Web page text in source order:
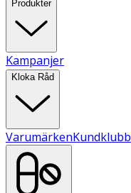
Produkter
Kampanjer
Kloka Råd
VarumärkenKundklubb